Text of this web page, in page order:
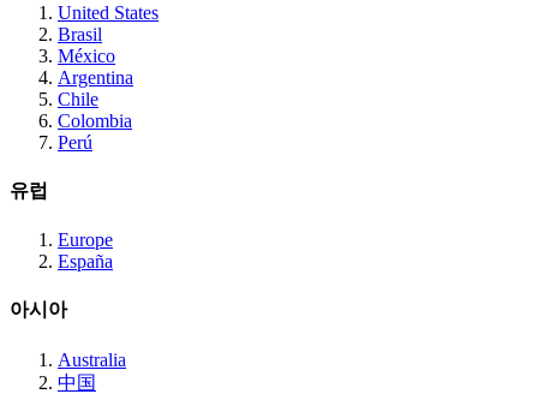
United States
Brasil
México
Argentina
Chile
Colombia
Perú
유럽
Europe
España
아시아
Australia
中国